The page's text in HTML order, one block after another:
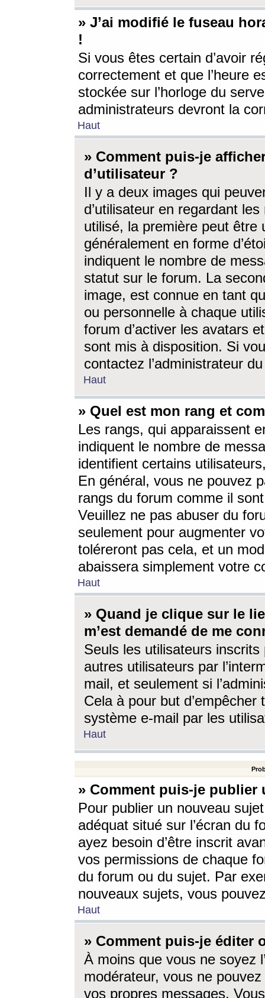
» J’ai modifié le fuseau
!
Si vous êtes certain d’avoir
correctement et que l’heure
stockée sur l’horloge du
administrateurs devront la
Haut
» Comment puis-je
d’utilisateur ?
Il y a deux images qui
d’utilisateur en regardant
utilisé, la première peut être
généralement en forme
indiquent le nombre de
statut sur le forum. La
image, est connue en tant
ou personnelle à chaque
forum d’activer les avatars
sont mis à disposition. Si
contactez l’administrateur
Haut
» Quel est mon rang et
Les rangs, qui apparaissent
indiquent le nombre de
identifient certains
En général, vous ne pouvez
rangs du forum comme il
Veuillez ne pas abuser du
seulement pour augmenter
toléreront pas cela, et un
abaissera simplement votre
Haut
» Quand je clique sur le
m’est demandé de me
Seuls les utilisateurs
autres utilisateurs par
mail, et seulement si
Cela à pour but
système e-mail par les
Haut
» Comment puis-je
Pour publier un nouveau
adéquat situé sur l’écran du
ayez besoin d’être inscrit
vos permissions de chaque
du forum ou du sujet. Par
nouveaux sujets, vous
Haut
» Comment puis-je éditer
À moins que vous ne soyez
modérateur, vous ne
vos propres messages.